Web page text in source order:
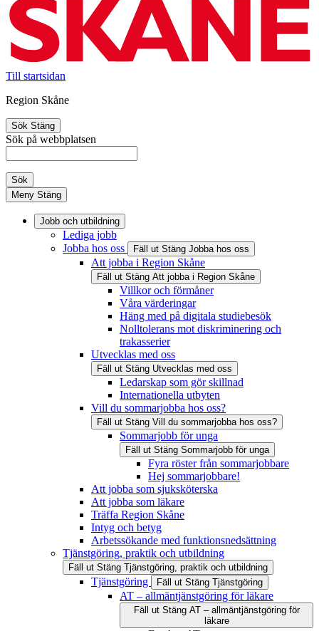
Till startsidan
Region Skåne
Sök Stäng
Sök på webbplatsen
Sök
Meny Stäng
Jobb och utbildning
Lediga jobb
Jobba hos oss
Fäll ut Stäng Jobba hos oss
Att jobba i Region Skåne
Fäll ut Stäng Att jobba i Region Skåne
Villkor och förmåner
Våra värderingar
Häng med på digitala studiebesök
Nolltolerans mot diskriminering och
trakasserier
Utvecklas med oss
Fäll ut Stäng Utvecklas med oss
Ledarskap som gör skillnad
Internationella utbyten
Vill du sommarjobba hos oss?
Fäll ut Stäng Vill du sommarjobba hos oss?
Sommarjobb för unga
Fäll ut Stäng Sommarjobb för unga
Fyra röster från sommarjobbare
Hej sommarjobbare!
Att jobba som sjuksköterska
Att jobba som läkare
Träffa Region Skåne
Intyg och betyg
Arbetssökande med funktionsnedsättning
Tjänstgöring, praktik och utbildning
Fäll ut Stäng Tjänstgöring, praktik och utbildning
Tjänstgöring Fäll ut Stäng Tjänstgöring
AT – allmäntjänstgöring för läkare
Fäll ut Stäng AT – allmäntjänstgöring för
läkare